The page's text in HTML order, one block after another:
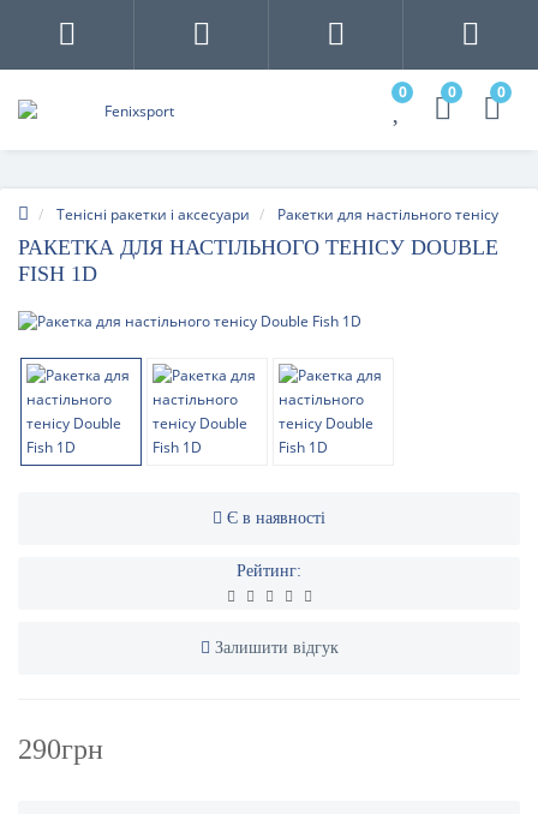
0 0 0
Тенісні ракетки і аксесуари Ракетки для настільного тенісу
РАКЕТКА ДЛЯ НАСТІЛЬНОГО ТЕНІСУ DOUBLE
FISH 1D
Є в наявності
Рейтинг:
Залишити відгук
290грн